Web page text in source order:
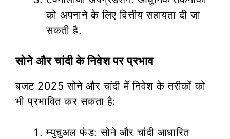
को अपनाने के लिए वित्तीय सहायता दी जा
सकती है.
सोने और चांदी के निवेश पर प्रभाव
बजट 2025 सोने और चांदी में निवेश के तरीकों को
भी प्रभावित कर सकता है:
म्युचुअल फंड: सोने और चांदी आधारित